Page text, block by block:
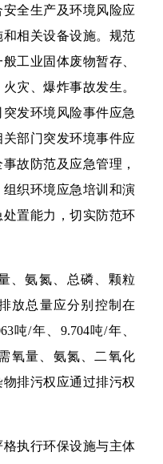
全生产及环境风险应
相关设备设施。规范
工业固体废物暂存、
灾、爆炸事故发生。
发环境风险事件应急
部门突发环境事件应
故防范及应急管理，
织环境应急培训和演
置能力，切实防范环
、氨氮、总磷、颗粒
放总量应分别控制在
吨/年、9.704吨/年、
氧量、氨氮、二氧化
排污权应通过排污权
执行环保设施与主体